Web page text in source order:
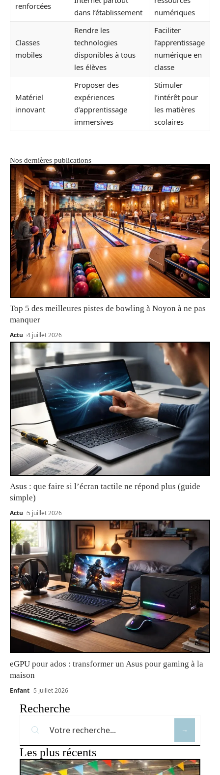
renforcées
dans l’établissement
numériques
Classes
mobiles
Rendre les
technologies
disponibles à tous
les élèves
Faciliter
l’apprentissage
numérique en
classe
Matériel
innovant
Proposer des
expériences
d’apprentissage
immersives
Stimuler
l’intérêt pour
les matières
scolaires
Nos dernières publications
Top 5 des meilleures pistes de bowling à Noyon à ne pas
manquer
Actu 4 juillet 2026
Asus : que faire si l’écran tactile ne répond plus (guide
simple)
Actu 5 juillet 2026
eGPU pour ados : transformer un Asus pour gaming à la
maison
Enfant 5 juillet 2026
Recherche
Les plus récents